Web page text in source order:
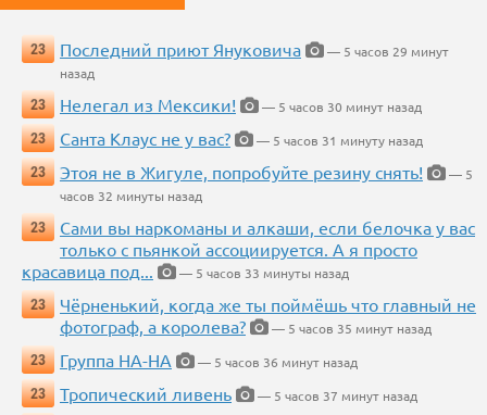
23 Последний приют Януковича
— 5 часов 29 минут
назад
23
Нелегал из Мексики!
— 5 часов 30 минут назад
23
Санта Клаус не у вас?
— 5 часов 31 минуту назад
23
Этоя не в Жигуле, попробуйте резину снять!
— 5
часов 32 минуты назад
23
Сами вы наркоманы и алкаши, если белочка у вас
только с пьянкой ассоциируется. А я просто
красавица под...
— 5 часов 33 минуты назад
23
Чёрненький, когда же ты поймёшь что главный не
фотограф, а королева?
— 5 часов 35 минут назад
23
Группа НА-НА
— 5 часов 36 минут назад
23
Тропический ливень
— 5 часов 37 минут назад